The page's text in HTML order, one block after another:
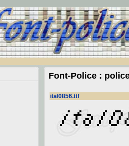
Font-Police :
ital0856.ttf